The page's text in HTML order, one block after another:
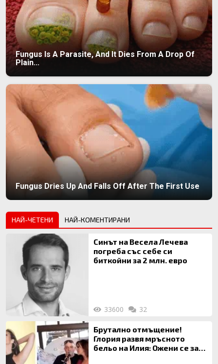
Fungus Is A Parasite, And It Dies From A Drop Of
Plain...
Fungus Dries Up And Falls Off After The First Use
НАЙ-ЧЕТЕНИ НАЙ-КОМЕНТИРАНИ
Синът на Весела Лечева
погреба със себе си
биткойни за 2 млн. евро
33600 32
Брутално отмъщение!
Глория развя мръсното
бельо на Илия: Ожени се за